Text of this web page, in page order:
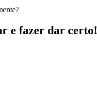
e fazer dar certo!